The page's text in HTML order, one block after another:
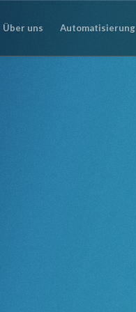
Über uns Automatisierung